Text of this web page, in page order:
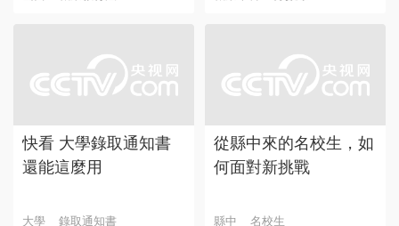
快看 大學錄取通知書
還能這麼用
大學 錄取通知書
從縣中來的名校生，如
何面對新挑戰
縣中 名校生